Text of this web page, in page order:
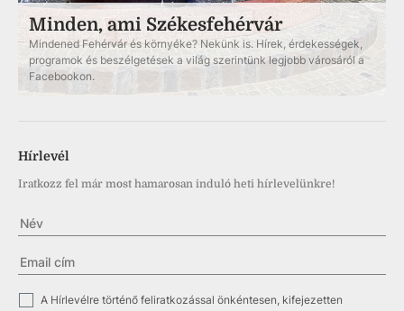
Minden, ami Székesfehérvár
Mindened Fehérvár és környéke? Nekünk is. Hírek, érdekességek,
programok és beszélgetések a világ szerintünk legjobb városáról a
Facebookon.
Hírlevél
Iratkozz fel már most hamarosan induló heti hírlevelünkre!
✓ A Hírlevélre történő feliratkozással önkéntesen, kifejezetten